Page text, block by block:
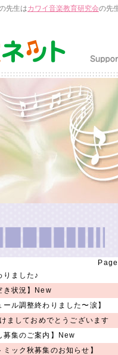
先生はカワイ音楽教育研究会の先
りました♪
き状況】New
ール調整終わりました〜涙】
ましておめでとうございます
募集のご案内】New
ミック秋募集のお知らせ】